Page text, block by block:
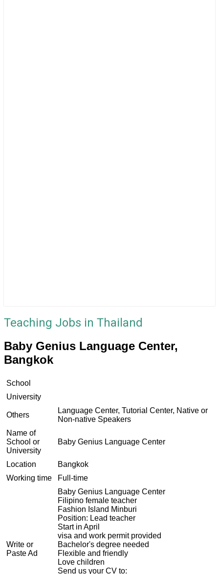
Teaching Jobs in Thailand
Baby Genius Language Center,
Bangkok
School
University
Others
Language Center, Tutorial Center, Native or
Non-native Speakers
Name of
School or
University
Baby Genius Language Center
Location
Bangkok
Working time
Full-time
Write or
Paste Ad
Baby Genius Language Center
Filipino female teacher
Fashion Island Minburi
Position: Lead teacher
Start in April
visa and work permit provided
Bachelor's degree needed
Flexible and friendly
Love children
Send us your CV to: